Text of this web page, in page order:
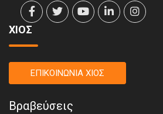
ΧΙΟΣ
ΕΠΙΚΟΙΝΩΝΙΑ ΧΙΟΣ
Βραβεύσεις